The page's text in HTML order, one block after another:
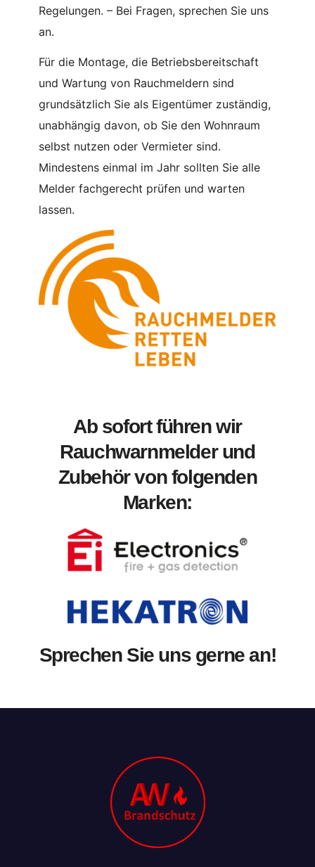
Regelungen. – Bei Fragen, sprechen Sie uns
an.
Für die Montage, die Betriebsbereitschaft
und Wartung von Rauchmeldern sind
grundsätzlich Sie als Eigentümer zuständig,
unabhängig davon, ob Sie den Wohnraum
selbst nutzen oder Vermieter sind.
Mindestens einmal im Jahr sollten Sie alle
Melder fachgerecht prüfen und warten
lassen.
Ab sofort führen wir
Rauchwarnmelder und
Zubehör von folgenden
Marken:
Sprechen Sie uns gerne an!